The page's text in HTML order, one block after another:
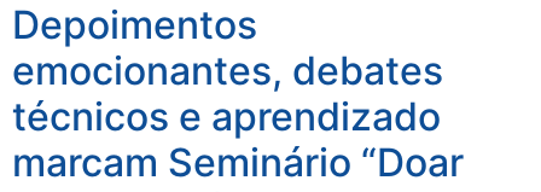
Depoimentos
emocionantes, debates
técnicos e aprendizado
marcam Seminário “Doar